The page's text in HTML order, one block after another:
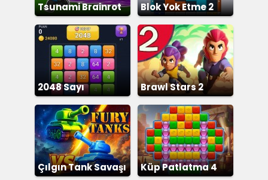
Tsunami Brainrot Blok Yok Etme 2
2048 Sayı
Birleştirme
Brawl Stars 2
Çılgın Tank Savaşı Küp Patlatma 4